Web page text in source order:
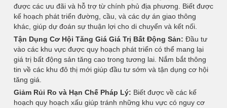
được các ưu đãi và hỗ trợ từ chính phủ địa phương. Biết được
kế hoạch phát triển đường, cầu, và các dự án giao thông
khác, giúp dự đoán sự thuận lợi cho di chuyển và kết nối.
Tận Dụng Cơ Hội Tăng Giá Giá Trị Bất Động Sản: Đầu tư
vào các khu vực được quy hoạch phát triển có thể mang lại
giá trị bất động sản tăng cao trong tương lai. Nắm bắt thông
tin về các khu đô thị mới giúp đầu tư sớm và tận dụng cơ hội
tăng giá.
Giảm Rủi Ro và Hạn Chế Pháp Lý: Biết được về các kế
hoạch quy hoạch xấu giúp tránh những khu vực có nguy cơ